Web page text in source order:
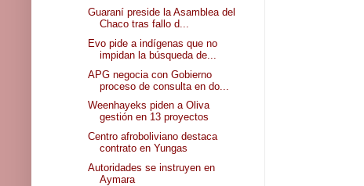
Guaraní preside la Asamblea del
Chaco tras fallo d...
Evo pide a indígenas que no
impidan la búsqueda de...
APG negocia con Gobierno
proceso de consulta en do...
Weenhayeks piden a Oliva
gestión en 13 proyectos
Centro afroboliviano destaca
contrato en Yungas
Autoridades se instruyen en
Aymara